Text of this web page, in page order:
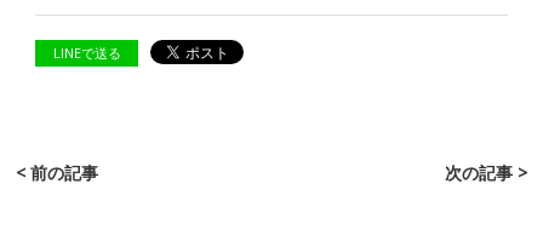
LINEで送る
< 前の記事 次の記事 >